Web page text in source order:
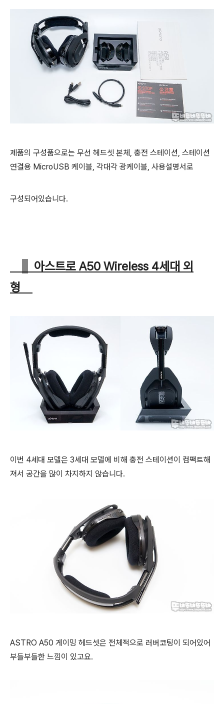
제품의 구성품으로는 무선 헤드셋 본체, 충전 스테이션, 스테이션
연결용 MicroUSB 케이블, 각대각 광케이블, 사용설명서로
구성되어있습니다.
아스트로 A50 Wireless 4세대 외
형
이번 4세대 모델은 3세대 모델에 비해 충전 스테이션이 컴팩트해
져서 공간을 많이 차지하지 않습니다.
ASTRO A50 게이밍 헤드셋은 전체적으로 러버코팅이 되어있어
부들부들한 느낌이 있고요.